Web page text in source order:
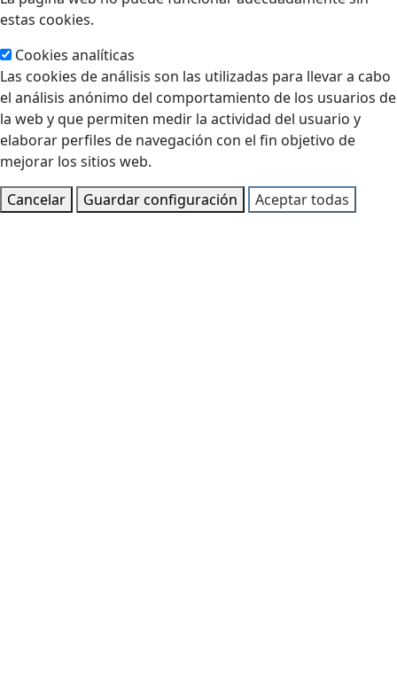
estas cookies.
Cookies analíticas
Las cookies de análisis son las utilizadas para llevar a cabo
el análisis anónimo del comportamiento de los usuarios de
la web y que permiten medir la actividad del usuario y
elaborar perfiles de navegación con el fin objetivo de
mejorar los sitios web.
Cancelar
Guardar configuración Aceptar todas